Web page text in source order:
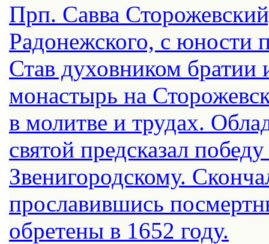
Прп. Савва
Радонежского, с юности
Став духовником братии
монастырь на
в молитве и трудах.
святой предсказал
Звенигородскому.
прославившись
обретены в 1652 году.